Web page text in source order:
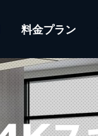
料金プラン